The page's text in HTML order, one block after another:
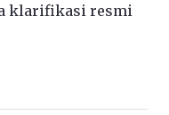
klarifikasi resmi